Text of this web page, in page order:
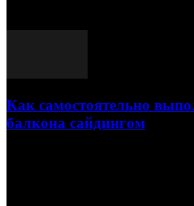
Как самостоятельно
балкона сайдингом